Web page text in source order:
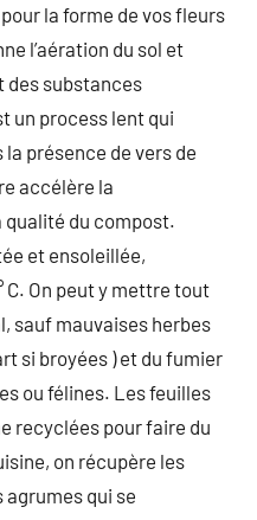
la forme de vos fleurs
l’aération du sol et
des substances
un process lent qui
présence de vers de
accélère la
du compost.
et ensoleillée,
C. On peut y mettre tout
sauf mauvaises herbes
si broyées ) et du fumier
ou félines. Les feuilles
recyclées pour faire du
on récupère les
qui se